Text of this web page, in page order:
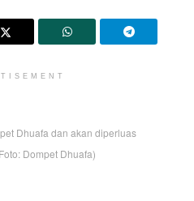
Dhuafa dan akan diperluas
Dompet Dhuafa)